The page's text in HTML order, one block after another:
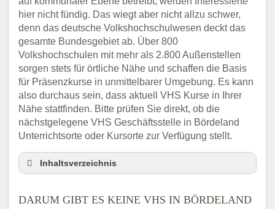
hier nicht fündig. Das wiegt aber nicht allzu schwer,
denn das deutsche Volkshochschulwesen deckt das
gesamte Bundesgebiet ab. Über 800
Volkshochschulen mit mehr als 2.800 Außenstellen
sorgen stets für örtliche Nähe und schaffen die Basis
für Präsenzkurse in unmittelbarer Umgebung. Es kann
also durchaus sein, dass aktuell VHS Kurse in Ihrer
Nähe stattfinden. Bitte prüfen Sie direkt, ob die
nächstgelegene VHS Geschäftsstelle in Bördeland
Unterrichtsorte oder Kursorte zur Verfügung stellt.
Inhaltsverzeichnis
3 schnelle Tipps
DARUM GIBT ES KEINE VHS IN BÖRDELAND